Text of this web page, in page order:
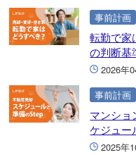
事前計画
転勤で家
の判断基
2026年
事前計画
マンショ
ケジュー
2025年